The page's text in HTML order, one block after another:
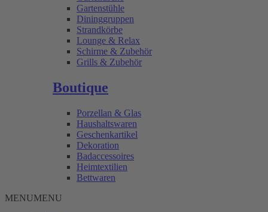
Gartenstühle
Dininggruppen
Strandkörbe
Lounge & Relax
Schirme & Zubehör
Grills & Zubehör
Boutique
Porzellan & Glas
Haushaltswaren
Geschenkartikel
Dekoration
Badaccessoires
Heimtextilien
Bettwaren
MENUMENU